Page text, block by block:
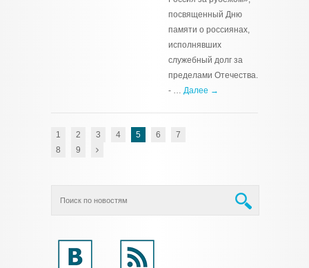
посвященный Дню
памяти о россиянах,
исполнявших
служебный долг за
пределами Отечества.
- … Далее →
1 2 3 4 5 6
7
8
9